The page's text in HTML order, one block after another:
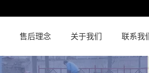
售后理念 关于我们 联系我